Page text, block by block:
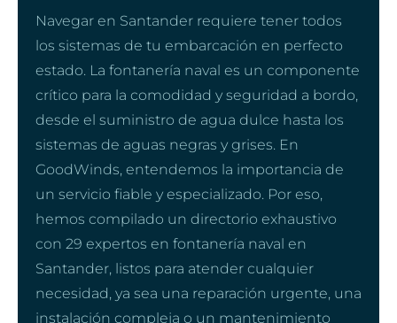
Navegar en Santander requiere tener todos
los sistemas de tu embarcación en perfecto
estado. La fontanería naval es un componente
crítico para la comodidad y seguridad a bordo,
desde el suministro de agua dulce hasta los
sistemas de aguas negras y grises. En
GoodWinds, entendemos la importancia de
un servicio fiable y especializado. Por eso,
hemos compilado un directorio exhaustivo
con 29 expertos en fontanería naval en
Santander, listos para atender cualquier
necesidad, ya sea una reparación urgente, una
instalación compleja o un mantenimiento